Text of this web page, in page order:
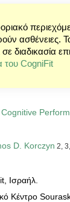
ασθένειες.
διαδικασία
του CogniFit
D. Korczyn 2,
Ισραήλ.
Κέντρο